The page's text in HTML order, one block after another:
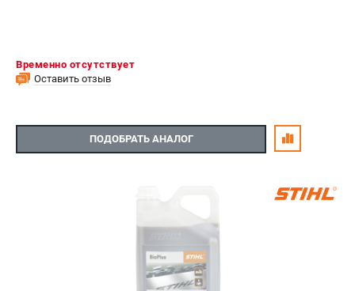
Временно отсутствует
Оставить отзыв
ПОДОБРАТЬ АНАЛОГ